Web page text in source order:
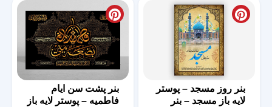
بنر روز مسجد – پوستر
لایه باز مسجد – بنر
بنر پشت سن ایام
فاطمیه – پوستر لایه باز